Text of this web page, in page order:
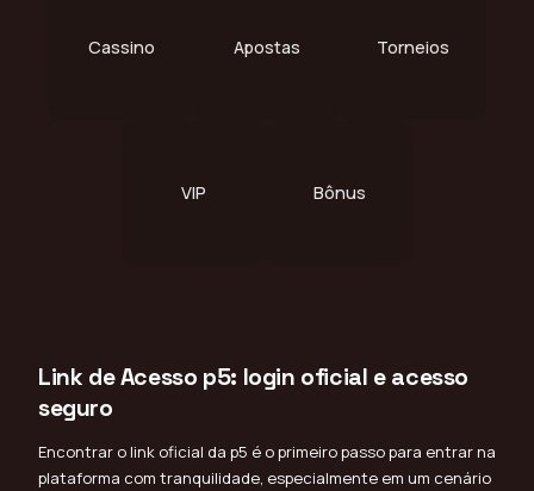
Cassino Apostas Torneios
VIP Bônus
Link de Acesso p5: login oficial e acesso
seguro
Encontrar o link oficial da p5 é o primeiro passo para entrar na
plataforma com tranquilidade, especialmente em um cenário